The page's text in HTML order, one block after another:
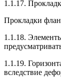
1.1.17.
Прокладки
1.1.18.
1.1.19.
вследствие